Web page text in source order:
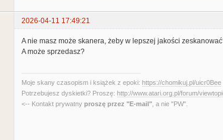
2026-04-11 17:49:21
A nie masz może skanera, żeby w lepszej jakości
A może sprzedasz?
Moje skany czasopism i książek z epoki: https://chomikuj.pl/uicr0Bee
Potrzebujesz dyskietki? Proszę: http://www.atari.org.pl/forum/
<-- Kontakt prywatny proszę przez "E-mail" , a nie "PW".